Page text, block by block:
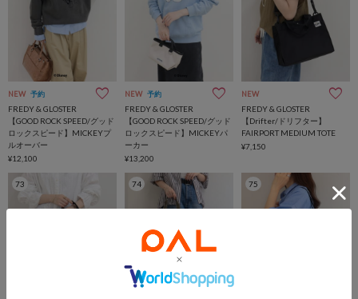
NEW 予約
FREDY & GLOSTER
【GOOD ROCK SPEED/グッド
ロックスピード】MICKEYプ
ルオーバー
¥12,100
NEW 予約
FREDY & GLOSTER
【GOOD ROCK SPEED/グッド
ロックスピード】MICKEYパ
ーカー
¥13,200
NEW
FREDY & GLOSTER
【Drifter/ドリフター】
FAIRPORT MEDIUM TOTE
¥7,150
73 74 75